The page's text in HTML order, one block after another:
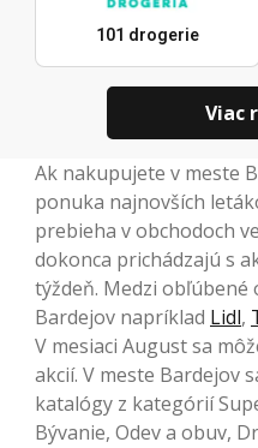
101 drogerie
Viac
Ak nakupujete v meste
ponuka najnovších
prebieha v obchodoch
dokonca prichádzajú s
týždeň. Medzi
Bardejov napríklad Lidl,
V mesiaci August sa
akcií. V meste Bardejov
katalógy z kategórií
Bývanie, Odev a obuv,